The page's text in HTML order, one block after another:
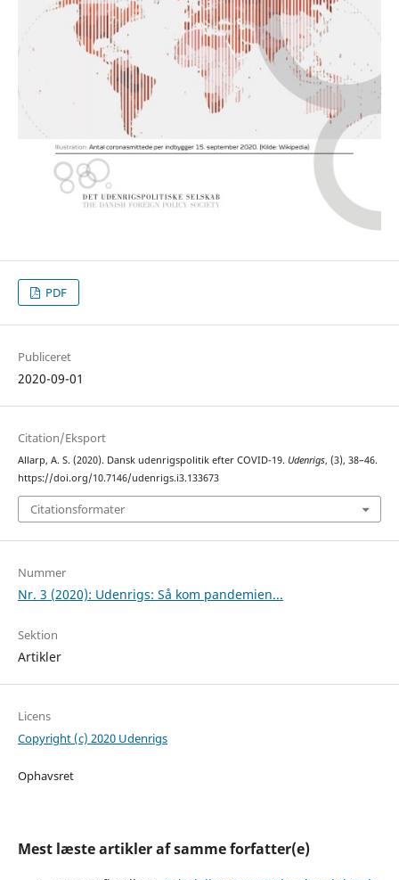
PDF
Publiceret
2020-09-01
Citation/Eksport
Allarp, A. S. (2020). Dansk udenrigspolitik efter COVID-19. Udenrigs, (3), 38–46.
https://doi.org/10.7146/udenrigs.i3.133673
Citationsformater
Nummer
Nr. 3 (2020): Udenrigs: Så kom pandemien...
Sektion
Artikler
Licens
Copyright (c) 2020 Udenrigs
Ophavsret
Mest læste artikler af samme forfatter(e)